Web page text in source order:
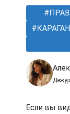
Если вы